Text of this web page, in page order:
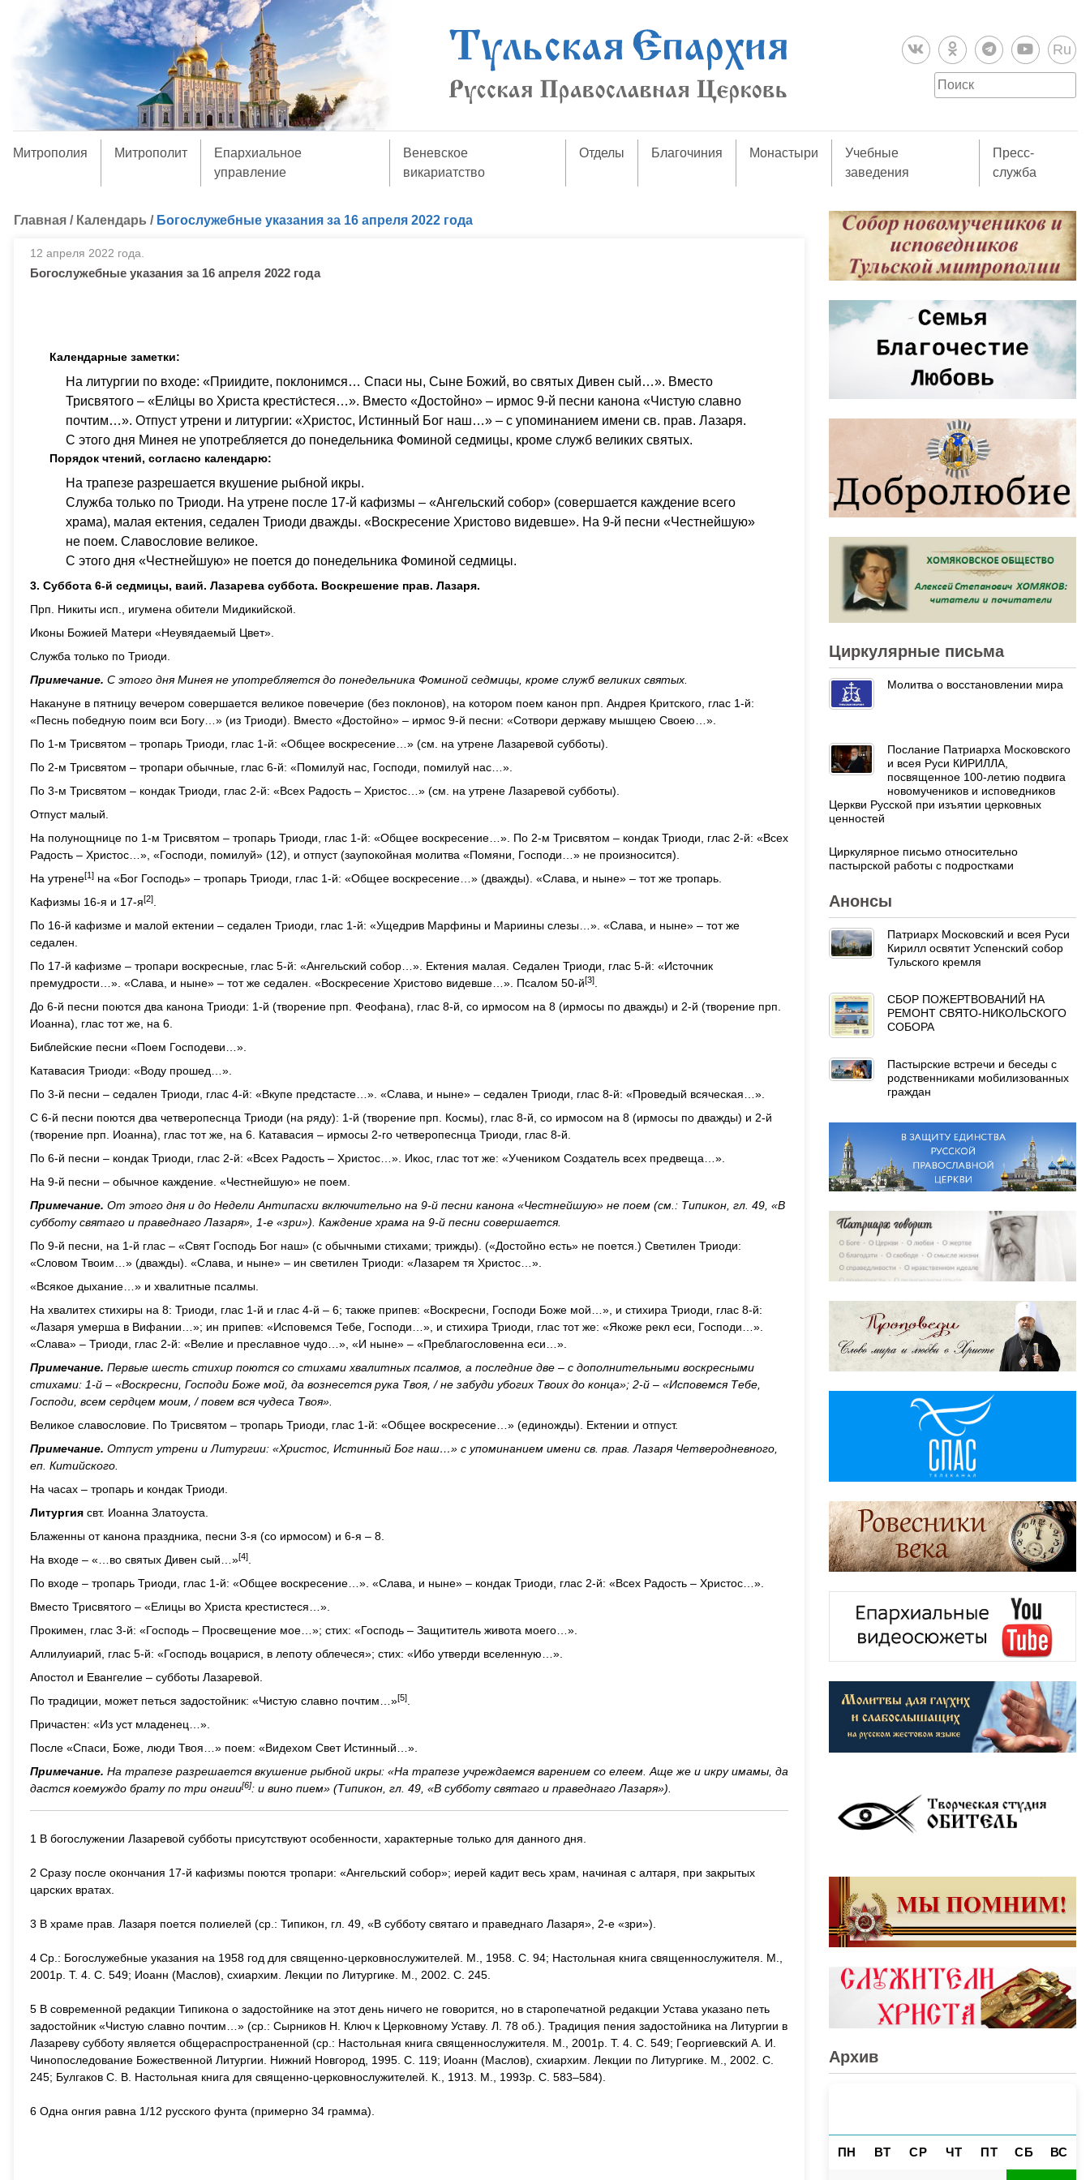
Ru
Митрополия Митрополит
Епархиальное
управление
Веневское
викариатство
Отделы Благочиния Монастыри
Учебные
заведения
Пресс-
служба
Главная / Календарь / Богослужебные указания за 16 апреля 2022 года
12 апреля 2022 года.
Богослужебные указания за 16 апреля 2022 года
Календарные заметки:
На литургии по входе: «Приидите, поклонимся… Спаси ны, Сыне Божий, во святых Дивен сый…». Вместо
Трисвятого – «Ели́цы во Христа крести́стеся…». Вместо «Достойно» – ирмос 9-й песни канона «Чистую славно
почтим…». Отпуст утрени и литургии: «Христос, Истинный Бог наш…» – с упоминанием имени св. прав. Лазаря.
С этого дня Минея не употребляется до понедельника Фоминой седмицы, кроме служб великих святых.
Порядок чтений, согласно календарю:
На трапезе разрешается вкушение рыбной икры.
Служба только по Триоди. На утрене после 17-й кафизмы – «Ангельский собор» (совершается каждение всего
храма), малая ектения, седален Триоди дважды. «Воскресение Христово видевше». На 9-й песни «Честнейшую»
не поем. Славословие великое.
С этого дня «Честнейшую» не поется до понедельника Фоминой седмицы.
3. Суббота 6-й седмицы, ваий. Лазарева суббота. Воскрешение прав. Лазаря.
Прп. Никиты исп., игумена обители Мидикийской.
Иконы Божией Матери «Неувядаемый Цвет».
Служба только по Триоди.
Примечание. С этого дня Минея не употребляется до понедельника Фоминой седмицы, кроме служб великих святых.
Накануне в пятницу вечером совершается великое повечерие (без поклонов), на котором поем канон прп. Андрея Критского, глас 1-й:
«Песнь победную поим вси Богу…» (из Триоди). Вместо «Достойно» – ирмос 9-й песни: «Сотвори державу мышцею Своею…».
По 1-м Трисвятом – тропарь Триоди, глас 1-й: «Общее воскресение…» (см. на утрене Лазаревой субботы).
По 2-м Трисвятом – тропари обычные, глас 6-й: «Помилуй нас, Господи, помилуй нас…».
По 3-м Трисвятом – кондак Триоди, глас 2-й: «Всех Радость – Христос…» (см. на утрене Лазаревой субботы).
Отпуст малый.
На полунощнице по 1-м Трисвятом – тропарь Триоди, глас 1-й: «Общее воскресение…». По 2-м Трисвятом – кондак Триоди, глас 2-й: «Всех
Радость – Христос…», «Господи, помилуй» (12), и отпуст (заупокойная молитва «Помяни, Господи…» не произносится).
На утрене[1] на «Бог Господь» – тропарь Триоди, глас 1-й: «Общее воскресение…» (дважды). «Слава, и ныне» – тот же тропарь.
Кафизмы 16-я и 17-я[2]
По 16-й кафизме и малой ектении – седален Триоди, глас 1-й: «Ущедрив Марфины и Мариины слезы…». «Слава, и ныне» – тот же
седален.
По 17-й кафизме – тропари воскресные, глас 5-й: «Ангельский собор…». Ектения малая. Седален Триоди, глас 5-й: «Источник
премудрости…». «Слава, и ныне» – тот же седален. «Воскресение Христово видевше…». Псалом 50-й[3]
До 6-й песни поются два канона Триоди: 1-й (творение прп. Феофана), глас 8-й, со ирмосом на 8 (ирмосы по дважды) и 2-й (творение прп.
Иоанна), глас тот же, на 6.
Библейские песни «Поем Господеви…».
Катавасия Триоди: «Воду прошед…».
По 3-й песни – седален Триоди, глас 4-й: «Вкупе предстасте…». «Слава, и ныне» – седален Триоди, глас 8-й: «Проведый всяческая…».
С 6-й песни поются два четверопеснца Триоди (на ряду): 1-й (творение прп. Космы), глас 8-й, со ирмосом на 8 (ирмосы по дважды) и 2-й
(творение прп. Иоанна), глас тот же, на 6. Катавасия – ирмосы 2-го четверопеснца Триоди, глас 8-й.
По 6-й песни – кондак Триоди, глас 2-й: «Всех Радость – Христос…». Икос, глас тот же: «Учеником Создатель всех предвеща…».
На 9-й песни – обычное каждение. «Честнейшую» не поем.
Примечание. От этого дня и до Недели Антипасхи включительно на 9-й песни канона «Честнейшую» не поем (см.: Типикон, гл. 49, «В
субботу святаго и праведнаго Лазаря», 1-е «зри»). Каждение храма на 9-й песни совершается.
По 9-й песни, на 1-й глас – «Свят Господь Бог наш» (с обычными стихами; трижды). («Достойно есть» не поется.) Светилен Триоди:
«Словом Твоим…» (дважды). «Слава, и ныне» – ин светилен Триоди: «Лазарем тя Христос…».
«Всякое дыхание…» и хвалитные псалмы.
На хвалитех стихиры на 8: Триоди, глас 1-й и глас 4-й – 6; также припев: «Воскресни, Господи Боже мой…», и стихира Триоди, глас 8-й:
«Лазаря умерша в Вифании…»; ин припев: «Исповемся Тебе, Господи…», и стихира Триоди, глас тот же: «Якоже рекл еси, Господи…».
«Слава» – Триоди, глас 2-й: «Велие и преславное чудо…», «И ныне» – «Преблагословенна еси…».
Примечание. Первые шесть стихир поются со стихами хвалитных псалмов, а последние две – с дополнительными воскресными
стихами: 1-й – «Воскресни, Господи Боже мой, да вознесется рука Твоя, / не забуди убогих Твоих до конца»; 2-й – «Исповемся Тебе,
Господи, всем сердцем моим, / повем вся чудеса Твоя».
Великое славословие. По Трисвятом – тропарь Триоди, глас 1-й: «Общее воскресение…» (единожды). Ектении и отпуст.
Примечание. Отпуст утрени и Литургии: «Христос, Истинный Бог наш…» с упоминанием имени св. прав. Лазаря Четверодневного,
еп. Китийского.
На часах – тропарь и кондак Триоди.
Литургия свт. Иоанна Златоуста.
Блаженны от канона праздника, песни 3-я (со ирмосом) и 6-я – 8.
На входе – «…во святых Дивен сый…»[4]
По входе – тропарь Триоди, глас 1-й: «Общее воскресение…». «Слава, и ныне» – кондак Триоди, глас 2-й: «Всех Радость – Христос…».
Вместо Трисвятого – «Елицы во Христа крестистеся…».
Прокимен, глас 3-й: «Господь – Просвещение мое…»; стих: «Господь – Защититель живота моего…».
Аллилуиарий, глас 5-й: «Господь воцарися, в лепоту облечеся»; стих: «Ибо утверди вселенную…».
Апостол и Евангелие – субботы Лазаревой.
По традиции, может петься задостойник: «Чистую славно почтим…»[5]
Причастен: «Из уст младенец…».
После «Спаси, Боже, люди Твоя…» поем: «Видехом Свет Истинный…».
Примечание. На трапезе разрешается вкушение рыбной икры: «На трапезе учреждаемся варением со елеем. Аще же и икру имамы, да
дастся коемуждо брату по три онгии[6]: и вино пием» (Типикон, гл. 49, «В субботу святаго и праведнаго Лазаря»).
1 В богослужении Лазаревой субботы присутствуют особенности, характерные только для данного дня.
2 Сразу после окончания 17-й кафизмы поются тропари: «Ангельский собор»; иерей кадит весь храм, начиная с алтаря, при закрытых
царских вратах.
3 В храме прав. Лазаря поется полиелей (ср.: Типикон, гл. 49, «В субботу святаго и праведнаго Лазаря», 2-е «зри»).
4 Ср.: Богослужебные указания на 1958 год для священно-церковнослужителей. М., 1958. С. 94; Настольная книга священнослужителя. М.,
2001р. Т. 4. С. 549; Иоанн (Маслов), схиархим. Лекции по Литургике. М., 2002. С. 245.
5 В современной редакции Типикона о задостойнике на этот день ничего не говорится, но в старопечатной редакции Устава указано петь
задостойник «Чистую славно почтим…» (ср.: Сырников Н. Ключ к Церковному Уставу. Л. 78 об.). Традиция пения задостойника на Литургии в
Лазареву субботу является общераспространенной (ср.: Настольная книга священнослужителя. М., 2001р. Т. 4. С. 549; Георгиевский А. И.
Чинопоследование Божественной Литургии. Нижний Новгород, 1995. С. 119; Иоанн (Маслов), схиархим. Лекции по Литургике. М., 2002. С.
245; Булгаков С. В. Настольная книга для священно-церковнослужителей. К., 1913. М., 1993р. С. 583–584).
6 Одна онгия равна 1/12 русского фунта (примерно 34 грамма).
Циркулярные письма
Молитва о восстановлении мира
Послание Патриарха Московского
и всея Руси КИРИЛЛА,
посвященное 100-летию подвига
новомучеников и исповедников
Церкви Русской при изъятии церковных
ценностей
Циркулярное письмо относительно
пастырской работы с подростками
Анонсы
Патриарх Московский и всея Руси
Кирилл освятит Успенский собор
Тульского кремля
СБОР ПОЖЕРТВОВАНИЙ НА
РЕМОНТ СВЯТО-НИКОЛЬСКОГО
СОБОРА
Пастырские встречи и беседы с
родственниками мобилизованных
граждан
Архив
ПН ВТ СР ЧТ ПТ СБ ВС